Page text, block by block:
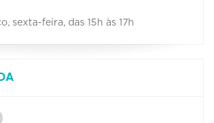
sexta-feira, das 15h às 17h